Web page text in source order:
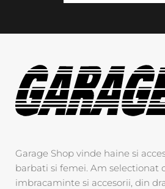
Garage Shop vinde haine si
barbati si femei. Am selectionat
imbracaminte si accesorii, din